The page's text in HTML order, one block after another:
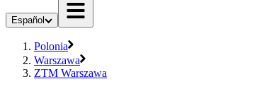
Español
Polonia
Warszawa
ZTM Warszawa